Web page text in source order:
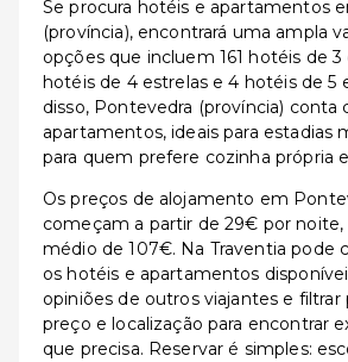
Se procura hotéis e apartamentos
(província), encontrará uma ampla
opções que incluem 161 hotéis de 3
hotéis de 4 estrelas e 4 hotéis de 5
disso, Pontevedra (província) conta
apartamentos, ideais para estadias
para quem prefere cozinha própria
Os preços de alojamento em
começam a partir de 29€ por
médio de 107€. Na Traventia pode
os hotéis e apartamentos
opiniões de outros viajantes e filtrar
preço e localização para encontrar
que precisa. Reservar é simples: